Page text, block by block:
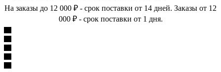
На заказы до 12 000 ₽ - срок поставки от 14 дней. Заказы от 12
000 ₽ - срок поставки от 1 дня.